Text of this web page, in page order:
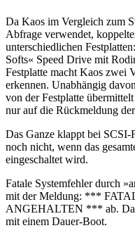
Da Kaos im Vergleich zum
Abfrage verwendet,
unterschiedlichen
Softs« Speed Drive mit
Festplatte macht Kaos zwei
erkennen. Unabhängig
von der Festplatte
nur auf die Rückmeldung
Das Ganze klappt bei
noch nicht, wenn das
eingeschaltet wird.
Fatale Systemfehler durch
mit der Meldung: ***
ANGEHALTEN *** ab.
mit einem Dauer-Boot.